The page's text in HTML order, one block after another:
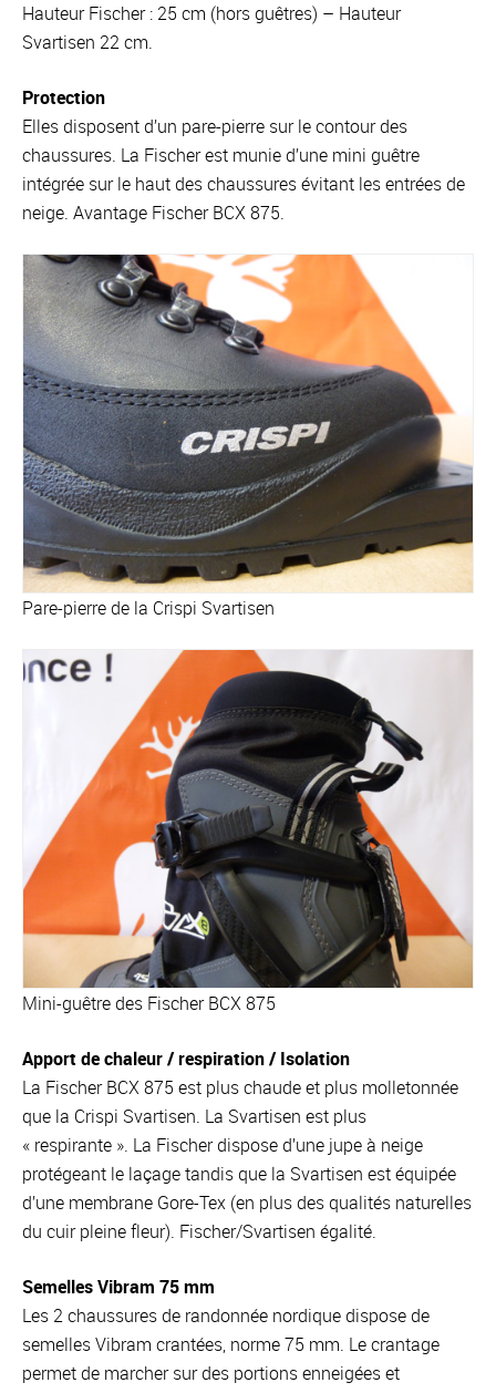
Hauteur Fischer : 25 cm (hors guêtres) – Hauteur
Svartisen 22 cm.
Protection
Elles disposent d’un pare-pierre sur le contour des
chaussures. La Fischer est munie d’une mini guêtre
intégrée sur le haut des chaussures évitant les entrées de
neige. Avantage Fischer BCX 875.
Pare-pierre de la Crispi Svartisen
Mini-guêtre des Fischer BCX 875
Apport de chaleur / respiration / Isolation
La Fischer BCX 875 est plus chaude et plus molletonnée
que la Crispi Svartisen. La Svartisen est plus
« respirante ». La Fischer dispose d’une jupe à neige
protégeant le laçage tandis que la Svartisen est équipée
d’une membrane Gore-Tex (en plus des qualités naturelles
du cuir pleine fleur). Fischer/Svartisen égalité.
Semelles Vibram 75 mm
Les 2 chaussures de randonnée nordique dispose de
semelles Vibram crantées, norme 75 mm. Le crantage
permet de marcher sur des portions enneigées et